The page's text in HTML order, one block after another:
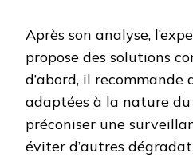
Après son analyse,
propose des solutions
d’abord, il recommande
adaptées à la nature
préconiser une
éviter d’autres